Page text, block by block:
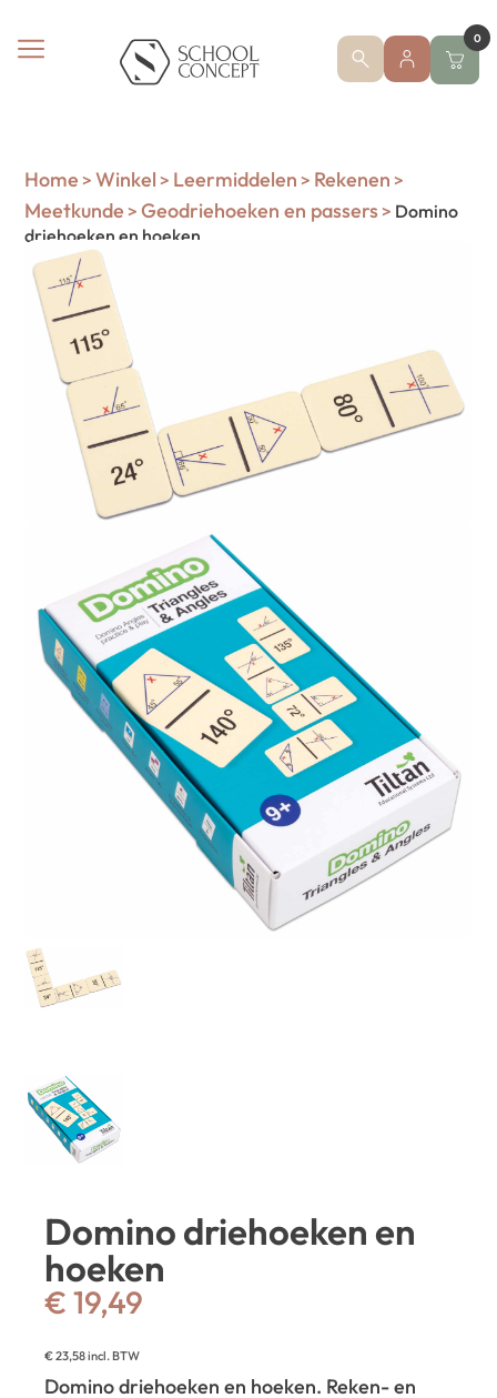
0
Home > Winkel > Leermiddelen > Rekenen >
Meetkunde > Geodriehoeken en passers> Domino
driehoeken en hoeken
Domino driehoeken en
hoeken
€ 19,49
€23,58incl. BTW
Domino driehoeken en hoeken. Reken- en